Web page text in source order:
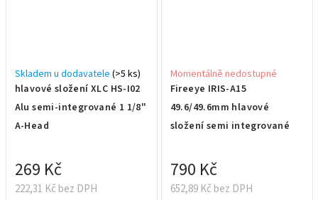
hlavové složení XLC HS-I02
Alu semi-integrované 1 1/8"
A-Head
Skladem u dodavatele (>5 ks)
222,31 Kč bez DPH
269 Kč
Fireeye IRIS-A15
49.6/49.6mm hlavové
složení semi integrované
Momentálně nedostupné
652,89 Kč bez DPH
790 Kč